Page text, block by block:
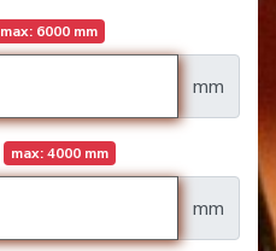
max: 6000 mm
mm
max: 4000 mm
mm